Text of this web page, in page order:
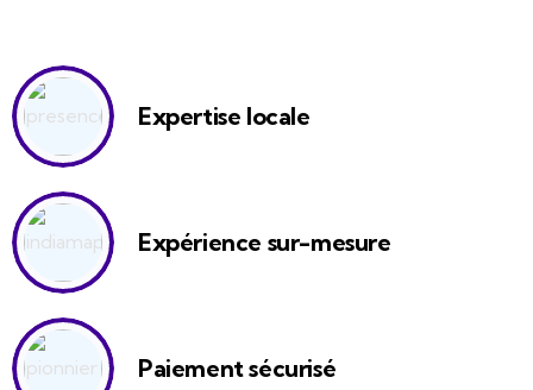
Expertise locale
Expérience sur-mesure
Paiement sécurisé